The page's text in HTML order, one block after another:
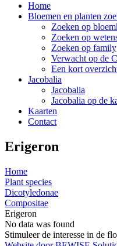
Home
Bloemen en planten
Zoeken op
Zoeken op
Zoeken op family
Verwacht op de
Een kort
Jacobalia
Jacobalia
Jacobalia op de
Kaarten
Contact
Erigeron
Home
Plant species
Dicotyledonae
Compositae
Erigeron
No data was found
Stimuleer de interesse in de